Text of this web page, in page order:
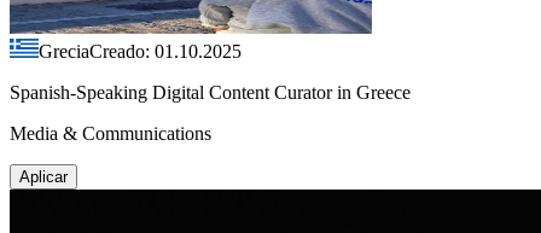
GreciaCreado: 01.10.2025
Spanish-Speaking Digital Content Curator in Greece
Media & Communications
Aplicar